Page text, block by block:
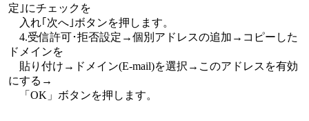
定｣にチェックを
入れ｢次へ｣ボタンを押します。
4.受信許可･拒否設定→個別アドレスの追加→コピーした
ドメインを
貼り付け→ドメイン(E-mail)を選択→このアドレスを有効
にする→
「OK」ボタンを押します。